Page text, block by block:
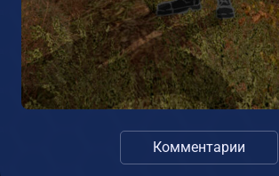
Комментарии